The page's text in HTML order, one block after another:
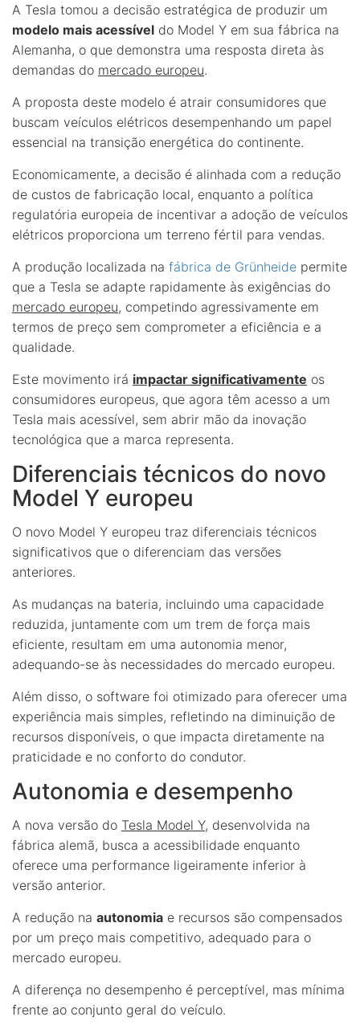
A Tesla tomou a decisão estratégica de produzir um
modelo mais acessível do Model Y em sua fábrica na
Alemanha, o que demonstra uma resposta direta às
demandas do mercado europeu.
A proposta deste modelo é atrair consumidores que
buscam veículos elétricos desempenhando um papel
essencial na transição energética do continente.
Economicamente, a decisão é alinhada com a redução
de custos de fabricação local, enquanto a política
regulatória europeia de incentivar a adoção de veículos
elétricos proporciona um terreno fértil para vendas.
A produção localizada na fábrica de Grünheide permite
que a Tesla se adapte rapidamente às exigências do
mercado europeu, competindo agressivamente em
termos de preço sem comprometer a eficiência e a
qualidade.
Este movimento irá impactar significativamente os
consumidores europeus, que agora têm acesso a um
Tesla mais acessível, sem abrir mão da inovação
tecnológica que a marca representa.
Diferenciais técnicos do novo
Model Y europeu
O novo Model Y europeu traz diferenciais técnicos
significativos que o diferenciam das versões
anteriores.
As mudanças na bateria, incluindo uma capacidade
reduzida, juntamente com um trem de força mais
eficiente, resultam em uma autonomia menor,
adequando-se às necessidades do mercado europeu.
Além disso, o software foi otimizado para oferecer uma
experiência mais simples, refletindo na diminuição de
recursos disponíveis, o que impacta diretamente na
praticidade e no conforto do condutor.
Autonomia e desempenho
A nova versão do Tesla Model Y, desenvolvida na
fábrica alemã, busca a acessibilidade enquanto
oferece uma performance ligeiramente inferior à
versão anterior.
A redução na autonomia e recursos são compensados
por um preço mais competitivo, adequado para o
mercado europeu.
A diferença no desempenho é perceptível, mas mínima
frente ao conjunto geral do veículo.